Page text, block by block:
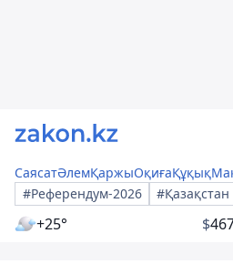
СаясатӘлемҚаржыОқиғаҚұқық
#Референдум-2026
+25° $